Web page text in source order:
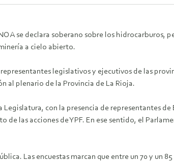
se declara soberano sobre los hidrocarburos,
a cielo abierto.
representantes legislativos y ejecutivos de las
al plenario de la Provincia de La Rioja.
con la presencia de representantes
las acciones de YPF. En ese sentido, el
Las encuestas marcan que entre un 70 y un